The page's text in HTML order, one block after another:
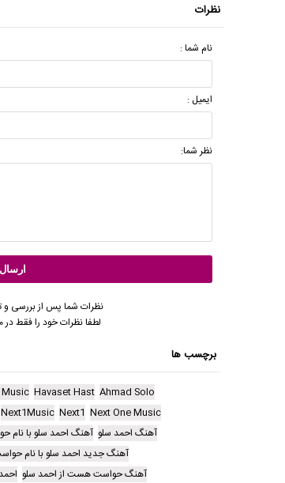
نظرات
نام شما :
ایمیل :
نظر شما:
نظرات شما پس از بررسی و
لطفا نظرات خود را فقط در
برچسب ها
Ahmad Solo
Havaset Hast
Next One Music
Next1
Next1Music
آهنگ احمد سلو آهنگ احمد سلو با
آهنگ جدید احمد سلو با نام
آهنگ حواست هست از احمد سلو